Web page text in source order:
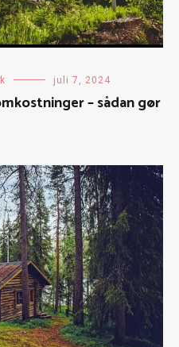
juli 7, 2024
– sådan gør